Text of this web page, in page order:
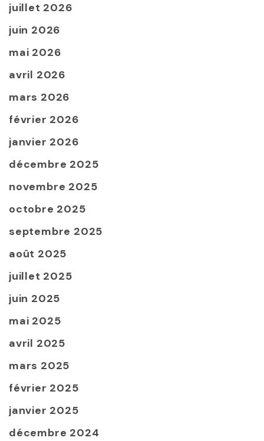
juillet 2026
juin 2026
mai 2026
avril 2026
mars 2026
février 2026
janvier 2026
décembre 2025
novembre 2025
octobre 2025
septembre 2025
août 2025
juillet 2025
juin 2025
mai 2025
avril 2025
mars 2025
février 2025
janvier 2025
décembre 2024